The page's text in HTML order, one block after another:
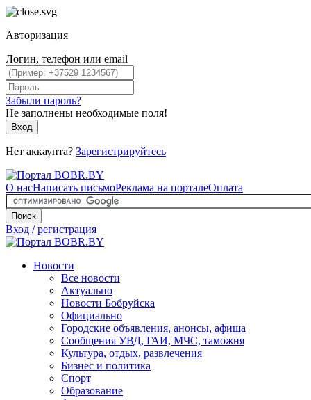
Авторизация
Логин, телефон или email
Забыли пароль?
Не заполнены необходимые поля!
Вход
Нет аккаунта? Зарегистрируйтесь
О насНаписать письмоРеклама на порталеОплата
Поиск
Вход / регистрация
Новости
Все новости
Актуально
Новости Бобруйска
Официально
Городские объявления, анонсы, афиша
Сообщения УВД, ГАИ, МЧС, таможня
Культура, отдых, развлечения
Бизнес и политика
Спорт
Образование